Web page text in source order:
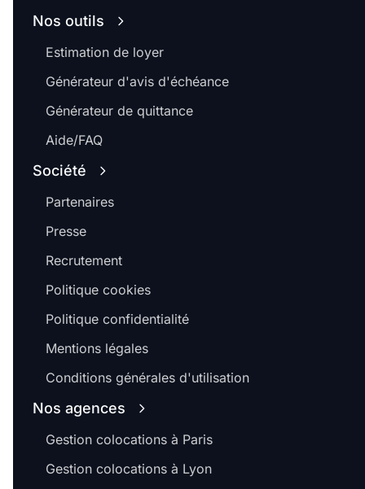
Nos outils
Estimation de loyer
Générateur d'avis d'échéance
Générateur de quittance
Aide/FAQ
Société
Partenaires
Presse
Recrutement
Politique cookies
Politique confidentialité
Mentions légales
Conditions générales d'utilisation
Nos agences
Gestion colocations à Paris
Gestion colocations à Lyon